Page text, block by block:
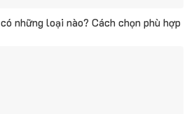
những loại nào? Cách chọn phù hợp